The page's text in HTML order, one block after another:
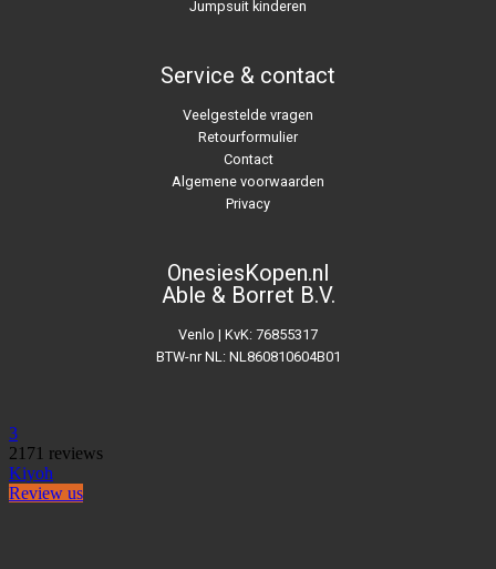
Jumpsuit kinderen
Service & contact
Veelgestelde vragen
Retourformulier
Contact
Algemene voorwaarden
Privacy
OnesiesKopen.nl
Able & Borret B.V.
Venlo | KvK: 76855317
BTW-nr NL: NL860810604B01